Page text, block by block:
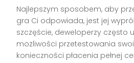
Najlepszym sposobem, aby
gra Ci odpowiada, jest jej
szczęście, deweloperzy często
możliwości przetestowania
konieczności płacenia pełnej